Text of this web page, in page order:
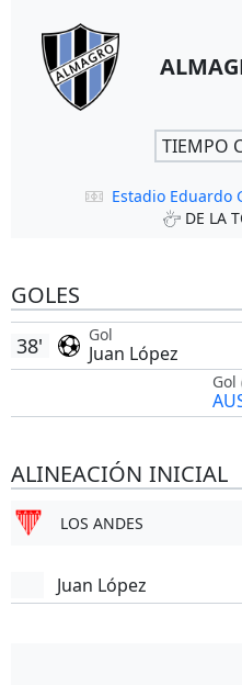
TIEMPO
Estadio Eduardo
DE LA
GOLES
Gol
Juan López
38'
ALINEACIÓN INICIAL
LOS ANDES
Juan López